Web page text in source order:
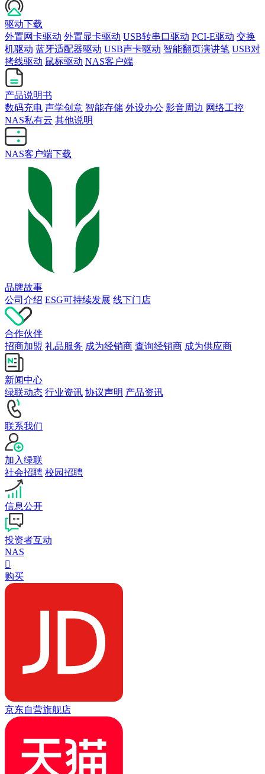
驱动下载
外置网卡驱动 外置显卡驱动 USB转串口驱动 PCI-E驱动 交换
机驱动 蓝牙适配器驱动 USB声卡驱动 智能翻页演讲笔 USB对
拷线驱动 鼠标驱动 NAS客户端
产品说明书
数码充电 声学创意 智能存储 外设办公 影音周边 网络工控
NAS私有云 其他说明
NAS客户端下载
品牌故事
公司介绍 ESG可持续发展 线下门店
合作伙伴
招商加盟 礼品服务 成为经销商 查询经销商 成为供应商
新闻中心
绿联动态 行业资讯 协议声明 产品资讯
联系我们
加入绿联
社会招聘 校园招聘
信息公开
投资者互动
NAS

购买
京东自营旗舰店